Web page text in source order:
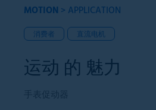
MOTION > APPLICATION
消费者 直流电机
运动 的 魅力
手表促动器